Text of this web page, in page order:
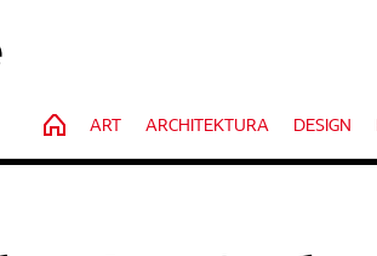
HOME
ART ARCHITEKTURA DESIGN